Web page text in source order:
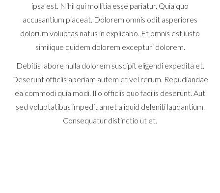
ipsa est. Nihil qui mollitia esse pariatur. Quia quo
accusantium placeat. Dolorem omnis odit asperiores
dolorum voluptas natus in explicabo. Et omnis est iusto
similique quidem dolorem excepturi dolorem.
Debitis labore nulla dolorem suscipit eligendi expedita et.
Deserunt officiis aperiam autem et vel rerum. Repudiandae
ea commodi quia modi. Illo officiis quo facilis deserunt. Aut
sed voluptatibus impedit amet aliquid deleniti laudantium.
Consequatur distinctio ut et.